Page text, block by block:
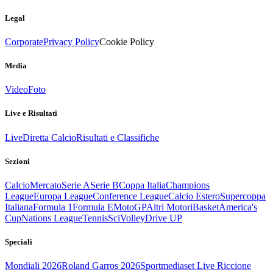
Legal
CorporatePrivacy PolicyCookie Policy
Media
VideoFoto
Live e Risultati
LiveDiretta CalcioRisultati e Classifiche
Sezioni
CalcioMercatoSerie ASerie BCoppa ItaliaChampions
LeagueEuropa LeagueConference LeagueCalcio EsteroSupercoppa
ItalianaFormula 1Formula EMotoGPAltri MotoriBasketAmerica's
CupNations LeagueTennisSciVolleyDrive UP
Speciali
Mondiali 2026Roland Garros 2026Sportmediaset Live Riccione